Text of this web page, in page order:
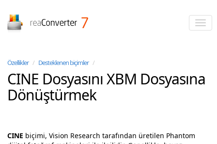
Özellikler / Desteklenen biçimler /
CINE Dosyasını XBM Dosyasına
Dönüştürmek
CINE biçimi, Vision Research tarafından üretilen Phantom